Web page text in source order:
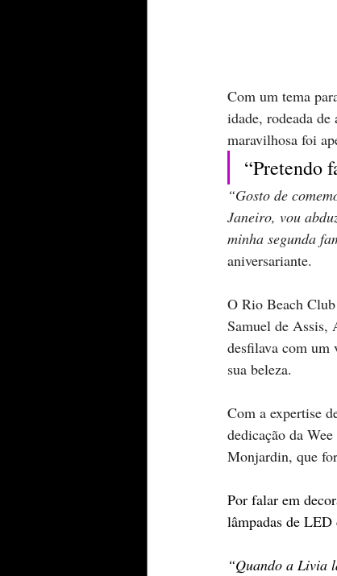
Com um tema
idade, rodeada
maravilhosa foi
“Pretendo
“Gosto de
Janeiro, vou
minha segunda
aniversariante.
O Rio Beach
Samuel de Assis,
desfilava com um
sua beleza.
Com a expertise
dedicação da
Monjardin, que
Por falar em
lâmpadas de
“Quando a Livia